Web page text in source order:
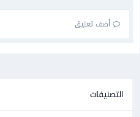
أضف تعليق
التصنيفات